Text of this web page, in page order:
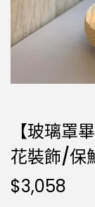
【玻璃罩
花裝飾/保
$3,058